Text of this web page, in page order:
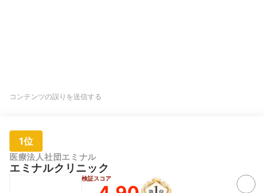
コンテンツの誤りを送信する
1位
医療法人社団エミナル
エミナルクリニック
検証スコア